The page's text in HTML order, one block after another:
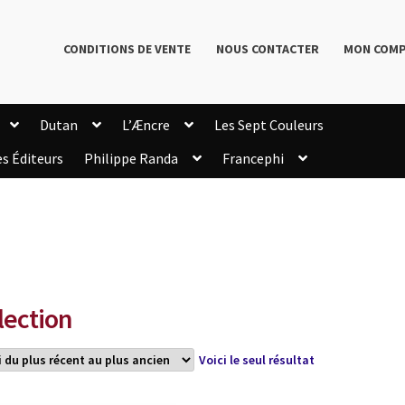
CONDITIONS DE VENTE NOUS CONTACTER MON
Dutan L’Æncre
Les Sept Couleurs
Éditeurs Philippe Randa
Francephi
Voici le seul résultat